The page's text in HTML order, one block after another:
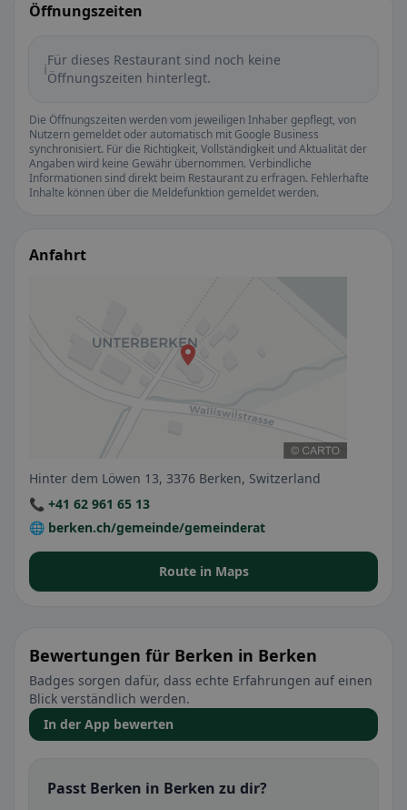
Öffnungszeiten
ℹ️Für dieses Restaurant sind noch keine
Öffnungszeiten hinterlegt.
Die Öffnungszeiten werden vom jeweiligen Inhaber gepflegt, von
Nutzern gemeldet oder automatisch mit Google Business
synchronisiert. Für die Richtigkeit, Vollständigkeit und Aktualität der
Angaben wird keine Gewähr übernommen. Verbindliche
Informationen sind direkt beim Restaurant zu erfragen. Fehlerhafte
Inhalte können über die Meldefunktion gemeldet werden.
Anfahrt
Hinter dem Löwen 13, 3376 Berken, Switzerland
📞 +41 62 961 65 13
🌐 berken.ch/gemeinde/gemeinderat
Route in Maps
Bewertungen für Berken in Berken
Badges sorgen dafür, dass echte Erfahrungen auf einen
Blick verständlich werden.
In der App bewerten
Passt Berken in Berken zu dir?